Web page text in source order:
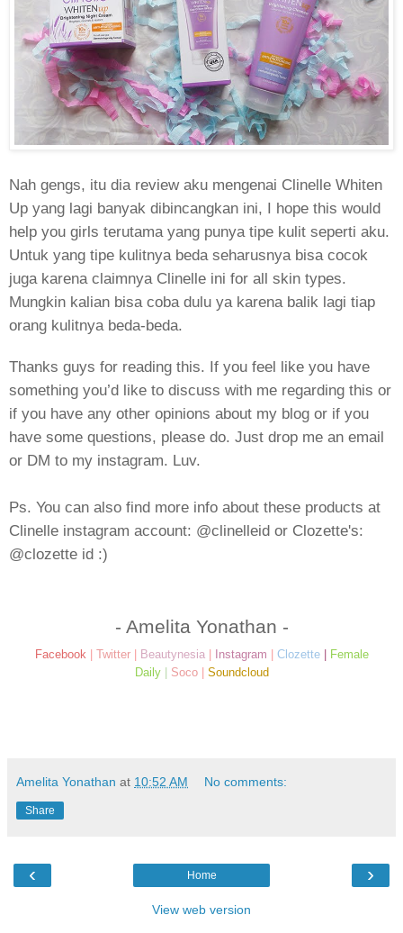
Nah gengs, itu dia review aku mengenai Clinelle Whiten
Up yang lagi banyak dibincangkan ini, I hope this would
help you girls terutama yang punya tipe kulit seperti aku.
Untuk yang tipe kulitnya beda seharusnya bisa cocok
juga karena claimnya Clinelle ini for all skin types.
Mungkin kalian bisa coba dulu ya karena balik lagi tiap
orang kulitnya beda-beda.
Thanks guys for reading this. If you feel like you have
something you’d like to discuss with me regarding this or
if you have any other opinions about my blog or if you
have some questions, please do. Just drop me an email
or DM to my instagram. Luv.
Ps. You can also find more info about these products at
Clinelle instagram account: @clinelleid or Clozette's:
@clozette id :)
- Amelita Yonathan -
Facebook| Twitter| Beautynesia| Instagram Clozette|
Female
Daily| Soco Soundcloud
Amelita Yonathan at 10:52 AM No comments:
Share
‹ ›
Home
View web version